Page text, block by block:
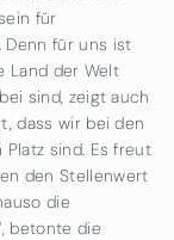
für
Denn für uns ist
Land der Welt
sind, zeigt auch
dass wir bei den
sind. Es freut
den Stellenwert
die
betonte die